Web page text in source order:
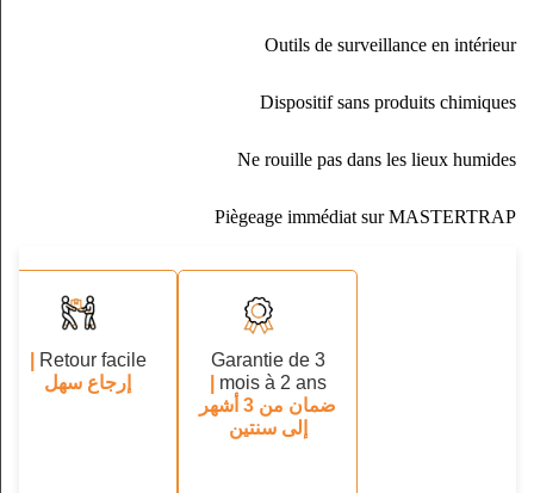
Outils de surveillance en intérieur
Dispositif sans produits chimiques
Ne rouille pas dans les lieux humides
Piègeage immédiat sur MASTERTRAP
Garantie de 3
mois à 2 ans
ضمان من 3 أشهر
إلى سنتين
Retour facile
إرجاع سهل